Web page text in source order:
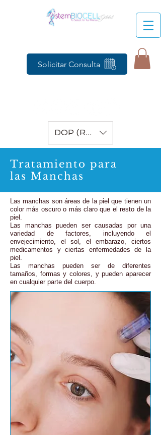
Solicitar Consulta
DOP (RD$)
Tratamiento para
las Manchas
Las manchas son áreas de la piel que tienen un
color más oscuro o más claro que el resto de la
piel.
Las manchas pueden ser causadas por una
variedad de factores, incluyendo el
envejecimiento, el sol, el embarazo, ciertos
medicamentos y ciertas enfermedades de la
piel.
Las manchas pueden ser de diferentes
tamaños, formas y colores, y pueden aparecer
en cualquier parte del cuerpo.